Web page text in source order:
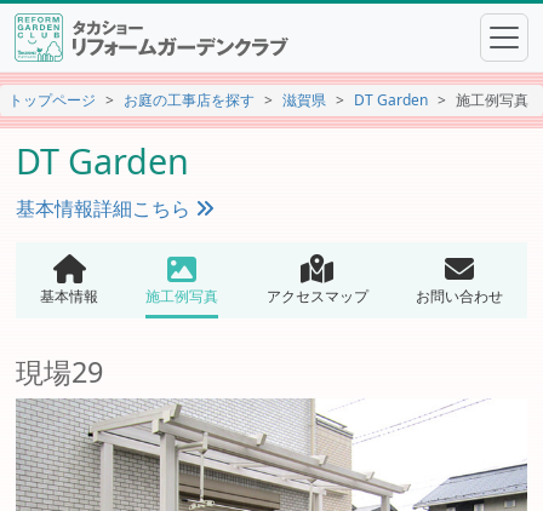
トップページ お庭の工事店を探す 滋賀県 DT Garden 施工例写真
DT Garden
基本情報詳細こちら
基本情報 施工例写真 アクセスマップ お問い合わせ
現場29